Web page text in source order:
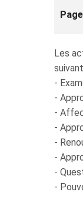
Les
-
-
-
-
-
-
-
-